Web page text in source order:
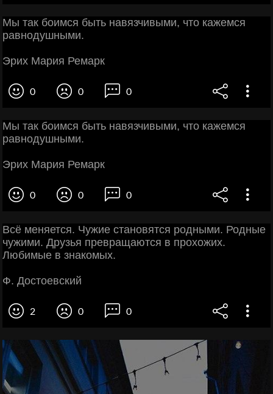
Мы так боимся быть навязчивыми, что кажемся
равнодушными.
Эрих Мария Ремарк
0 0 0
Мы так боимся быть навязчивыми, что кажемся
равнодушными.
Эрих Мария Ремарк
0 0 0
Всё меняется. Чужие становятся родными. Родные
чужими. Друзья превращаются в прохожих.
Любимые в знакомых.
Ф. Достоевский
2 0 0